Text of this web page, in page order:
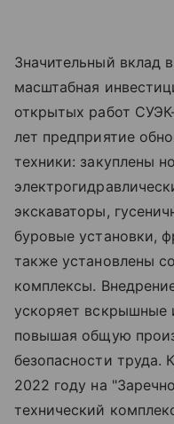
Значительный вклад
масштабная
открытых работ
лет предприятие
техники: закуплены
экскаваторы,
буровые установки,
также установлены
комплексы.
ускоряет вскрышные
повышая общую
безопасности труда.
2022 году на
технический